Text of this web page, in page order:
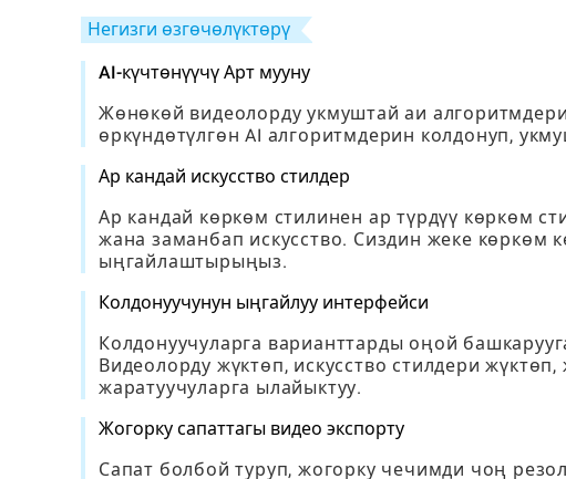
Кайталаса Болот
Негизги өзгөчөлүктөрү
AI-күчтөнүүчү Арт мууну
Жөнөкөй видеолорду укмуштай аи
өркүндөтүлгөн AI алгоритмдерин колдонуп,
Ар кандай искусство стилдер
Ар кандай көркөм стилинен ар түрдүү көркөм
жана заманбап искусство. Сиздин жеке көркөм
ыңгайлаштырыңыз.
Колдонуучунун ыңгайлуу интерфейси
Колдонуучуларга варианттарды оңой
Видеолорду жүктөп, искусство стилдери
жаратуучуларга ылайыктуу.
Жогорку сапаттагы видео экспорту
Сапат болбой туруп, жогорку чечимди чоң